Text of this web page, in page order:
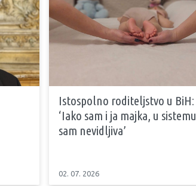
Istospolno roditeljstvo u BiH:
‘Iako sam i ja majka, u sistemu
sam nevidljiva’
02. 07. 2026